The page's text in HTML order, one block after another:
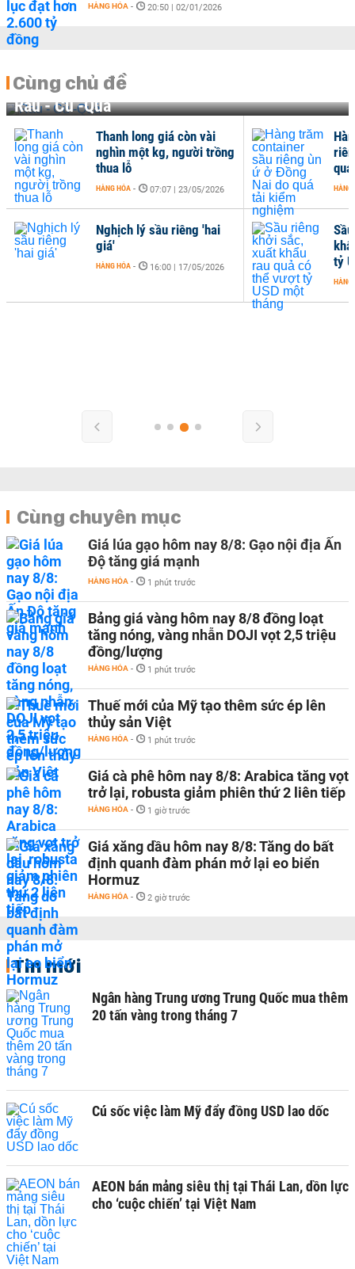
HÀNG HÓA - 20:50 | 02/01/2026
Cùng chủ đề
Rau - Củ -Quả
tỷ
HÀNG
Thanh long giá còn vài
nghìn một kg, người trồng
thua lỗ
HÀNG HÓA - 07:07 | 23/05/2026
Nghịch lý sầu riêng 'hai
giá'
HÀNG HÓA - 16:00 | 17/05/2026
HÀNG
Cùng chuyên mục
Giá lúa gạo hôm nay 8/8: Gạo nội địa Ấn
Độ tăng giá mạnh
HÀNG HÓA - 1 phút trước
Bảng giá vàng hôm nay 8/8 đồng loạt
tăng nóng, vàng nhẫn DOJI vọt 2,5 triệu
đồng/lượng
HÀNG HÓA - 1 phút trước
Thuế mới của Mỹ tạo thêm sức ép lên
thủy sản Việt
HÀNG HÓA - 1 phút trước
Giá cà phê hôm nay 8/8: Arabica tăng vọt
trở lại, robusta giảm phiên thứ 2 liên tiếp
HÀNG HÓA - 1 giờ trước
Giá xăng dầu hôm nay 8/8: Tăng do bất
định quanh đàm phán mở lại eo biển
Hormuz
HÀNG HÓA - 2 giờ trước
Tin mới
Ngân hàng Trung ương Trung Quốc mua thêm
20 tấn vàng trong tháng 7
Cú sốc việc làm Mỹ đẩy đồng USD lao dốc
AEON bán mảng siêu thị tại Thái Lan, dồn lực
cho ‘cuộc chiến’ tại Việt Nam